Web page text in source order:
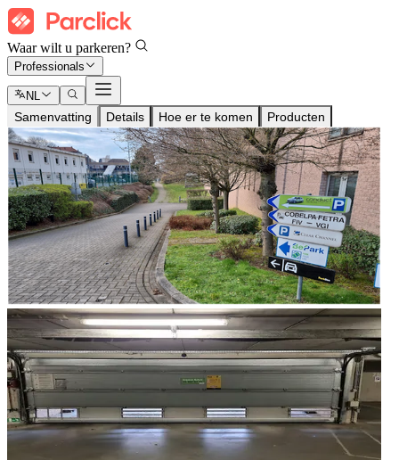
Waar wilt u parkeren?
Professionals
NL
Samenvatting Details Hoe er te komen Producten